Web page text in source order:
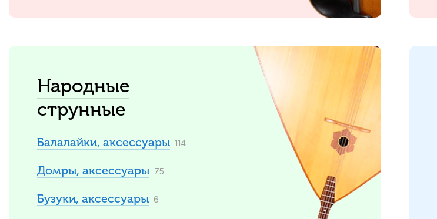
Народные
струнные
Балалайки, аксессуары 114
Домры, аксессуары 75
Бузуки, аксессуары 6